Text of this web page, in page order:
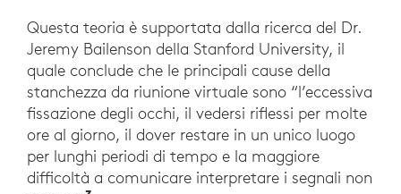
Questa teoria è supportata dalla ricerca del Dr.
Jeremy Bailenson della Stanford University, il
quale conclude che le principali cause della
stanchezza da riunione virtuale sono “l’eccessiva
fissazione degli occhi, il vedersi riflessi per molte
ore al giorno, il dover restare in un unico luogo
per lunghi periodi di tempo e la maggiore
difficoltà a comunicare interpretare i segnali non